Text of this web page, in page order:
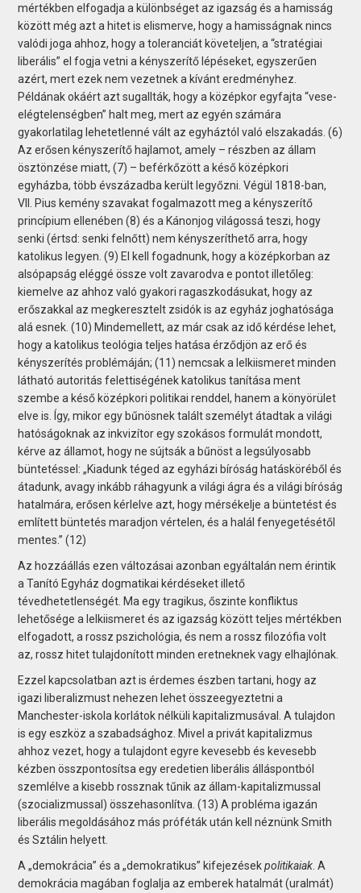
mértékben elfogadja a különbséget az igazság és a hamisság
között még azt a hitet is elismerve, hogy a hamisságnak nincs
valódi joga ahhoz, hogy a toleranciát követeljen, a “stratégiai
liberális” el fogja vetni a kényszerítő lépéseket, egyszerűen
azért, mert ezek nem vezetnek a kívánt eredményhez.
Példának okáért azt sugallták, hogy a középkor egyfajta “vese-
elégtelenségben” halt meg, mert az egyén számára
gyakorlatilag lehetetlenné vált az egyháztól való elszakadás. (6)
Az erősen kényszerítő hajlamot, amely – részben az állam
ösztönzése miatt, (7) – beférkőzött a késő középkori
egyházba, több évszázadba került legyőzni. Végül 1818-ban,
VII. Pius kemény szavakat fogalmazott meg a kényszerítő
princípium ellenében (8) és a Kánonjog világossá teszi, hogy
senki (értsd: senki felnőtt) nem kényszeríthető arra, hogy
katolikus legyen. (9) El kell fogadnunk, hogy a középkorban az
alsópapság eléggé össze volt zavarodva e pontot illetőleg:
kiemelve az ahhoz való gyakori ragaszkodásukat, hogy az
erőszakkal az megkeresztelt zsidók is az egyház joghatósága
alá esnek. (10) Mindemellett, az már csak az idő kérdése lehet,
hogy a katolikus teológia teljes hatása érződjön az erő és
kényszerítés problémáján; (11) nemcsak a lelkiismeret minden
látható autoritás felettiségének katolikus tanítása ment
szembe a késő középkori politikai renddel, hanem a könyörület
elve is. Így, mikor egy bűnösnek talált személyt átadtak a világi
hatóságoknak az inkvizítor egy szokásos formulát mondott,
kérve az államot, hogy ne sújtsák a bűnöst a legsúlyosabb
büntetéssel: „Kiadunk téged az egyházi bíróság hatásköréből és
átadunk, avagy inkább ráhagyunk a világi ágra és a világi bíróság
hatalmára, erősen kérlelve azt, hogy mérsékelje a büntetést és
említett büntetés maradjon vértelen, és a halál fenyegetésétől
mentes.” (12)
Az hozzáállás ezen változásai azonban egyáltalán nem érintik
a Tanító Egyház dogmatikai kérdéseket illető
tévedhetetlenségét. Ma egy tragikus, őszinte konfliktus
lehetősége a lelkiismeret és az igazság között teljes mértékben
elfogadott, a rossz pszichológia, és nem a rossz filozófia volt
az, rossz hitet tulajdonított minden eretneknek vagy elhajlónak.
Ezzel kapcsolatban azt is érdemes észben tartani, hogy az
igazi liberalizmust nehezen lehet összeegyeztetni a
Manchester-iskola korlátok nélküli kapitalizmusával. A tulajdon
is egy eszköz a szabadsághoz. Mivel a privát kapitalizmus
ahhoz vezet, hogy a tulajdont egyre kevesebb és kevesebb
kézben összpontosítsa egy eredetien liberális álláspontból
szemlélve a kisebb rossznak tűnik az állam-kapitalizmussal
(szocializmussal) összehasonlítva. (13) A probléma igazán
liberális megoldásához más próféták után kell néznünk Smith
és Sztálin helyett.
A „demokrácia” és a „demokratikus” kifejezésekpolitikaiak . A
demokrácia magában foglalja az emberek hatalmát (uralmát)